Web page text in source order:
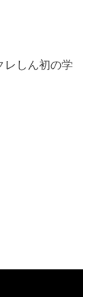
レしん初の学